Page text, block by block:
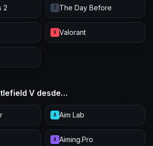
2 T The Day Before
V Valorant
V desde…
A Aim Lab
A Aiming.Pro